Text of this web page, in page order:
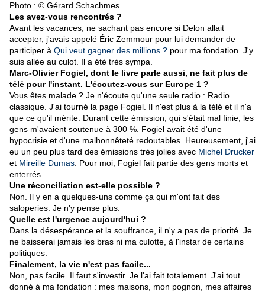
Photo : © Gérard Schachmes
Les avez-vous rencontrés ?
Avant les vacances, ne sachant pas encore si Delon allait
accepter, j'avais appelé Éric Zemmour pour lui demander de
participer à Qui veut gagner des millions ? pour ma fondation. J'y
suis allée au culot. Il a été très sympa.
Marc-Olivier Fogiel, dont le livre parle aussi, ne fait plus de
télé pour l'instant. L'écoutez-vous sur Europe 1 ?
Vous êtes malade ? Je n'écoute qu'une seule radio : Radio
classique. J'ai tourné la page Fogiel. Il n'est plus à la télé et il n'a
que ce qu'il mérite. Durant cette émission, qui s'était mal finie, les
gens m'avaient soutenue à 300 %. Fogiel avait été d'une
hypocrisie et d'une malhonnêteté redoutables. Heureusement, j'ai
eu un peu plus tard des émissions très jolies avec Michel Drucker
et Mireille Dumas . Pour moi, Fogiel fait partie des gens morts et
enterrés.
Une réconciliation est-elle possible ?
Non. Il y en a quelques-uns comme ça qui m'ont fait des
saloperies. Je n'y pense plus.
Quelle est l'urgence aujourd'hui ?
Dans la désespérance et la souffrance, il n'y a pas de priorité. Je
ne baisserai jamais les bras ni ma culotte, à l'instar de certains
politiques.
Finalement, la vie n'est pas facile...
Non, pas facile. Il faut s'investir. Je l'ai fait totalement. J'ai tout
donné à ma fondation : mes maisons, mon pognon, mes affaires